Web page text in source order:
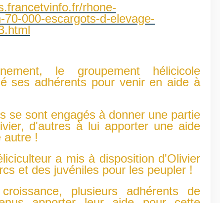
rhone-
70-000-escargots-d-elevage-
le groupement hélicicole
ses adhérents pour venir en aide à
se sont engagés à donner une partie
d'autres à lui apporter une aide
autre !
a mis à disposition d'Olivier
et des juvéniles pour les peupler !
plusieurs adhérents de